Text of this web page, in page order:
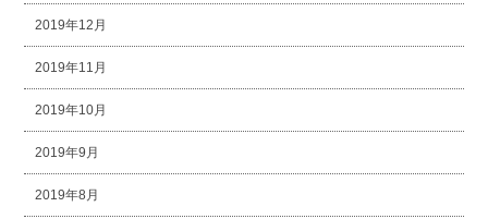
2019年12月
2019年11月
2019年10月
2019年9月
2019年8月